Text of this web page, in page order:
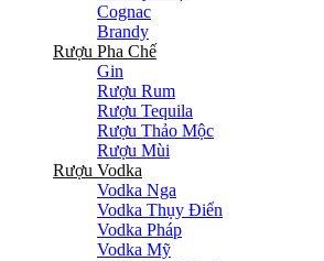
Cognac
Brandy
Rượu Pha Chế
Gin
Rượu Rum
Rượu Tequila
Rượu Thảo Mộc
Rượu Mùi
Rượu Vodka
Vodka Nga
Vodka Thụy Điển
Vodka Pháp
Vodka Mỹ